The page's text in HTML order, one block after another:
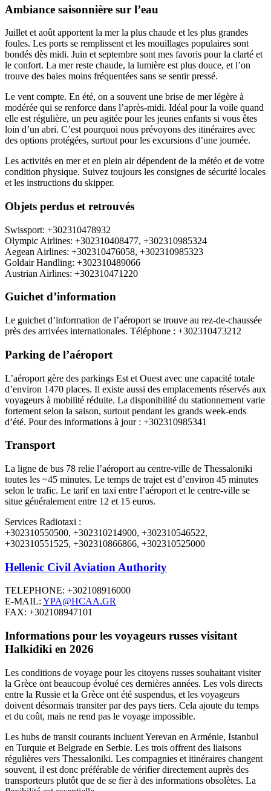
Ambiance saisonnière sur l’eau
Juillet et août apportent la mer la plus chaude et les plus grandes
foules. Les ports se remplissent et les mouillages populaires sont
bondés dès midi. Juin et septembre sont mes favoris pour la clarté et
le confort. La mer reste chaude, la lumière est plus douce, et l’on
trouve des baies moins fréquentées sans se sentir pressé.
Le vent compte. En été, on a souvent une brise de mer légère à
modérée qui se renforce dans l’après‑midi. Idéal pour la voile quand
elle est régulière, un peu agitée pour les jeunes enfants si vous êtes
loin d’un abri. C’est pourquoi nous prévoyons des itinéraires avec
des options protégées, surtout pour les excursions d’une journée.
Les activités en mer et en plein air dépendent de la météo et de votre
condition physique. Suivez toujours les consignes de sécurité locales
et les instructions du skipper.
Objets perdus et retrouvés
Swissport: +302310478932
Olympic Airlines: +302310408477, +302310985324
Aegean Airlines: +302310476058, +302310985323
Goldair Handling: +302310489066
Austrian Airlines: +302310471220
Guichet d’information
Le guichet d’information de l’aéroport se trouve au rez‑de‑chaussée
près des arrivées internationales. Téléphone : +302310473212
Parking de l’aéroport
L’aéroport gère des parkings Est et Ouest avec une capacité totale
d’environ 1470 places. Il existe aussi des emplacements réservés aux
voyageurs à mobilité réduite. La disponibilité du stationnement varie
fortement selon la saison, surtout pendant les grands week‑ends
d’été. Pour des informations à jour : +302310985341
Transport
La ligne de bus 78 relie l’aéroport au centre‑ville de Thessaloniki
toutes les ~45 minutes. Le temps de trajet est d’environ 45 minutes
selon le trafic. Le tarif en taxi entre l’aéroport et le centre‑ville se
situe généralement entre 12 et 15 euros.
Services Radiotaxi :
+302310550500, +302310214900, +302310546522,
+302310551525, +302310866866, +302310525000
Hellenic Civil Aviation Authority
TELEPHONE: +302108916000
E‑MAIL: YPA@HCAA.GR
FAX: +302108947101
Informations pour les voyageurs russes visitant
Halkidiki en 2026
Les conditions de voyage pour les citoyens russes souhaitant visiter
la Grèce ont beaucoup évolué ces dernières années. Les vols directs
entre la Russie et la Grèce ont été suspendus, et les voyageurs
doivent désormais transiter par des pays tiers. Cela ajoute du temps
et du coût, mais ne rend pas le voyage impossible.
Les hubs de transit courants incluent Yerevan en Arménie, Istanbul
en Turquie et Belgrade en Serbie. Les trois offrent des liaisons
régulières vers Thessaloniki. Les compagnies et itinéraires changent
souvent, il est donc préférable de vérifier directement auprès des
transporteurs plutôt que de se fier à des informations obsolètes. La